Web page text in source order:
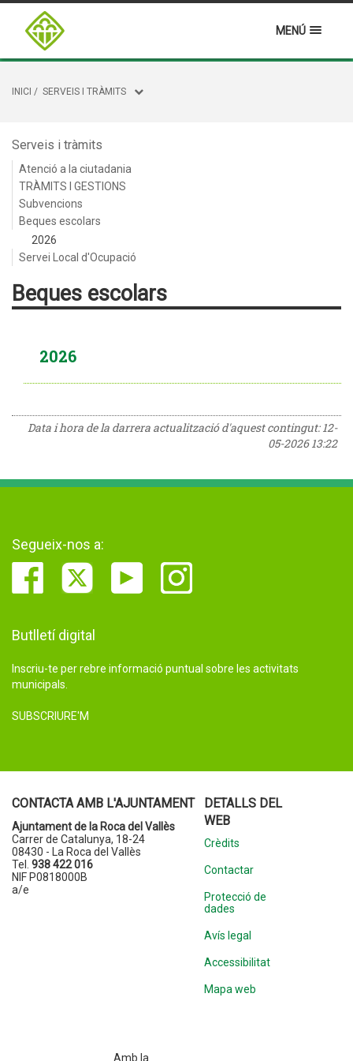
MENÚ
INICI / SERVEIS I TRÀMITS
Serveis i tràmits
Atenció a la ciutadania
TRÀMITS I GESTIONS
Subvencions
Beques escolars
2026
Servei Local d'Ocupació
Beques escolars
2026
Data i hora de la darrera actualització d'aquest contingut:12-
05-2026 13:22
Segueix-nos a:
Butlletí digital
Inscriu-te per rebre informació puntual sobre les activitats
municipals.
SUBSCRIURE'M
CONTACTA AMB L'AJUNTAMENT
Ajuntament de la Roca del Vallès
Carrer de Catalunya, 18-24
08430 - La Roca del Vallès
Tel. 938 422 016
NIF P0818000B
a/e
DETALLS DEL
WEB
Crèdits
Contactar
Protecció de
dades
Avís legal
Accessibilitat
Mapa web
Amb la